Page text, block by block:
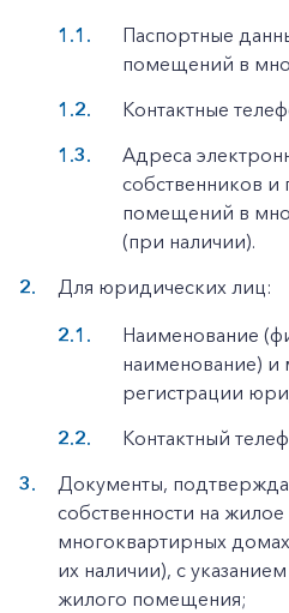
Паспортные
помещений в
Контактные
Адреса
собственников и
помещений в
(при наличии).
Для юридических лиц:
Наименование
наименование) и
регистрации
Контактный
Документы,
собственности на
многоквартирных
их наличии), с
жилого помещения;